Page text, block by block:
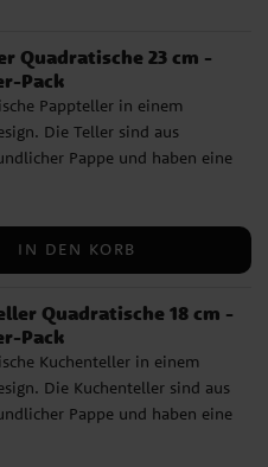
Quadratische 23 cm -
Pack
Pappteller in einem
Die Teller sind aus
Pappe und haben eine
IN DEN KORB
Quadratische 18 cm -
Pack
Kuchenteller in einem
Die Kuchenteller sind aus
Pappe und haben eine